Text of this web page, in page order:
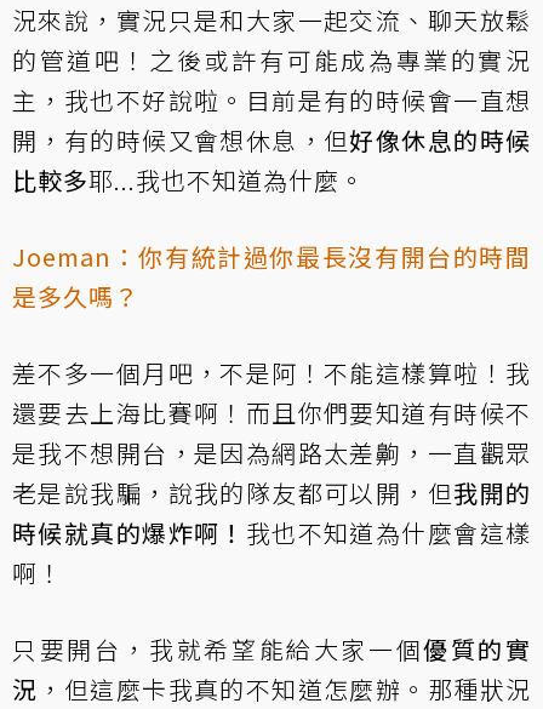
況來說，實況只是和大家一起交流、聊天放鬆
的管道吧！之後或許有可能成為專業的實況
主，我也不好說啦。目前是有的時候會一直想
開，有的時候又會想休息，但好像休息的時候
比較多耶...我也不知道為什麼。
Joeman：你有統計過你最長沒有開台的時間
是多久嗎？
差不多一個月吧，不是阿！不能這樣算啦！我
還要去上海比賽啊！而且你們要知道有時候不
是我不想開台，是因為網路太差齁，一直觀眾
老是說我騙，說我的隊友都可以開，但我開的
時候就真的爆炸啊！ 我也不知道為什麼會這樣
啊！
只要開台，我就希望能給大家一個優質的實
況 ，但這麼卡我真的不知道怎麼辦。那種狀況